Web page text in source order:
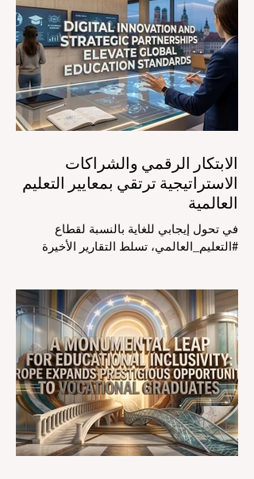
دوليون وصناع قرار ومبتكرون في مجال
#تكنولوجيا_التعليم إلى مركز المؤتمرات في
دافوس لمناقشة التحديات والفرص الأكثر
إلحاحاً في قطاع التعلم. أثبت هذا الحدث
البارز، الذي عُقد في لحظة حاسمة، أن إعطاء
الأولوية لرفع #جودة_التعليم هو المحفز
الأساسي وال
الابتكار الرقمي والشراكات
الاستراتيجية ترتقي بمعايير التعليم
العالمية
في تحول إيجابي للغاية بالنسبة لقطاع
#التعليم_العالمي، تسلط التقارير الأخيرة
الفصول الدراسية في جميع أنحاء العالم، وهو
أمر يثير اهتماماً كبيراً في الأوساط الأكاديمية
العربية التي تسعى للريادة. إن الدمج السريع
لمساعدي #الذكاء_الاصطناعي المتخصصين
والمصممين خصيصاً للمعلمين يُحدث ثورة
حقيقية في مهنة التدريس. ومن خلال الأتمتة
الناجحة للمهام الإدارية التي تستغرق وقتاً
طويلاً، تبشر هذه الأدوات المتقدمة بعصر